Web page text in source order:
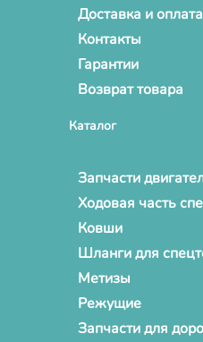
Доставка и оплата
Контакты
Гарантии
Возврат товара
Каталог
Запчасти
Ходовая часть
Ковши
Шланги для
Метизы
Режущие
Запчасти для